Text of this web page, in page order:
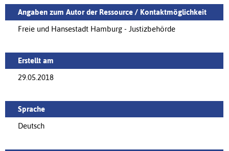
Angaben zum Autor der Ressource / Kontaktmöglichkeit
Freie und Hansestadt Hamburg - Justizbehörde
Erstellt am
29.05.2018
Sprache
Deutsch